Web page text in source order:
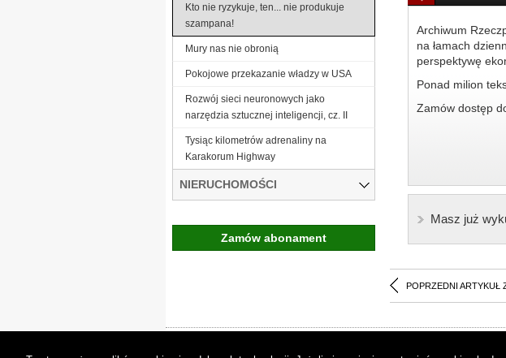
Archiwum
na łamach
perspektywę
Ponad milion
Zamów dostęp
Masz już
POPRZEDNI ARTYKUŁ
Kto nie ryzykuje, ten... nie produkuje
szampana!
Mury nas nie obronią
Pokojowe przekazanie władzy w USA
Rozwój sieci neuronowych jako
narzędzia sztucznej inteligencji, cz. II
Tysiąc kilometrów adrenaliny na
Karakorum Highway
NIERUCHOMOŚCI
Zamów abonament